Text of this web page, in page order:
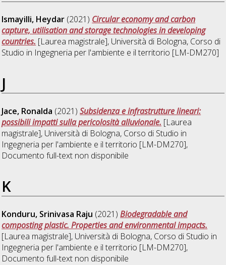
Ismayilli, Heydar (2021) Circular economy and carbon
capture, utilisation and storage technologies in developing
countries. [Laurea magistrale], Università di Bologna, Corso di
Studio in Ingegneria per l'ambiente e il territorio [LM-DM270]
J
Jace, Ronalda (2021)Subsidenza e infrastrutture lineari:
possibili impatti sulla pericolosità alluvionale. [Laurea
magistrale], Università di Bologna, Corso di Studio in
Ingegneria per l'ambiente e il territorio [LM-DM270],
Documento full-text non disponibile
K
Konduru, Srinivasa Raju (2021)Biodegradable and
composting plastic. Properties and environmental impacts.
[Laurea magistrale], Università di Bologna, Corso di Studio in
Ingegneria per l'ambiente e il territorio [LM-DM270],
Documento full-text non disponibile